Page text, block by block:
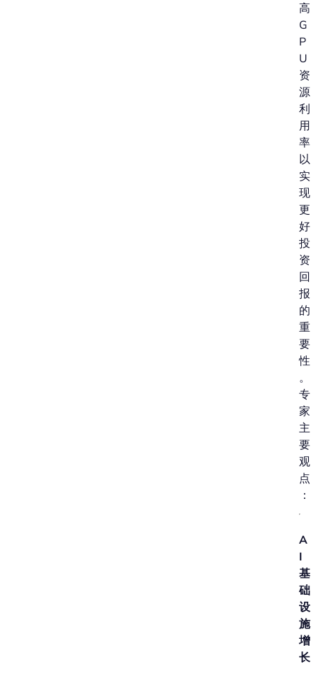
高
G
P
U
资
源
利
用
率
以
实
现
更
好
投
资
回
报
的
重
要
性
。
专
家
主
要
观
点
：
A
I
基
础
设
施
增
长